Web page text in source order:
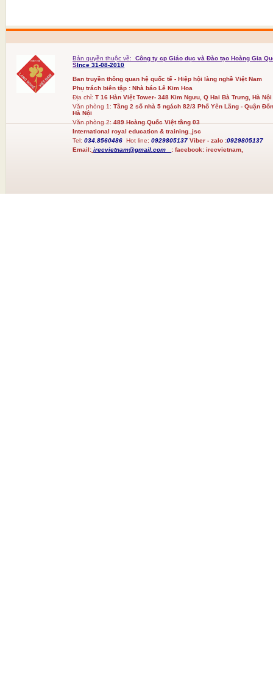
Bản quyền thuộc về:
Công ty cp Giáo dục và Đào tạo Hoàng Gia
SInce 31-08-2010
Ban truyền thông quan hệ quốc tế - Hiệp hội làng nghề Việt Nam
Phụ trách biên tập : Nhà báo Lê Kim Hoa
Địa chỉ: T 16 Hàn Việt Tower- 348 Kim Ngưu, Q Hai Bà Trưng, Hà Nội
Văn phòng 1:Tầng 2 số nhà 5 ngách 82/3 Phố Yên Lãng - Quận
Hà Nội
Văn phòng 2:489 Hoàng Quốc Việt tầng 03
International royal education & training.,jsc
Tel:034.8560486Hot line; 0929805137 Viber - zalo :0929805137
Email: irecvietnam@gmail.com :facebook: irecvietnam,